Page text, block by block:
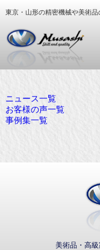
東京・山形の精密機械や美術
大
ニュース一覧
お客様の声一覧
事例集一覧
美術品・高